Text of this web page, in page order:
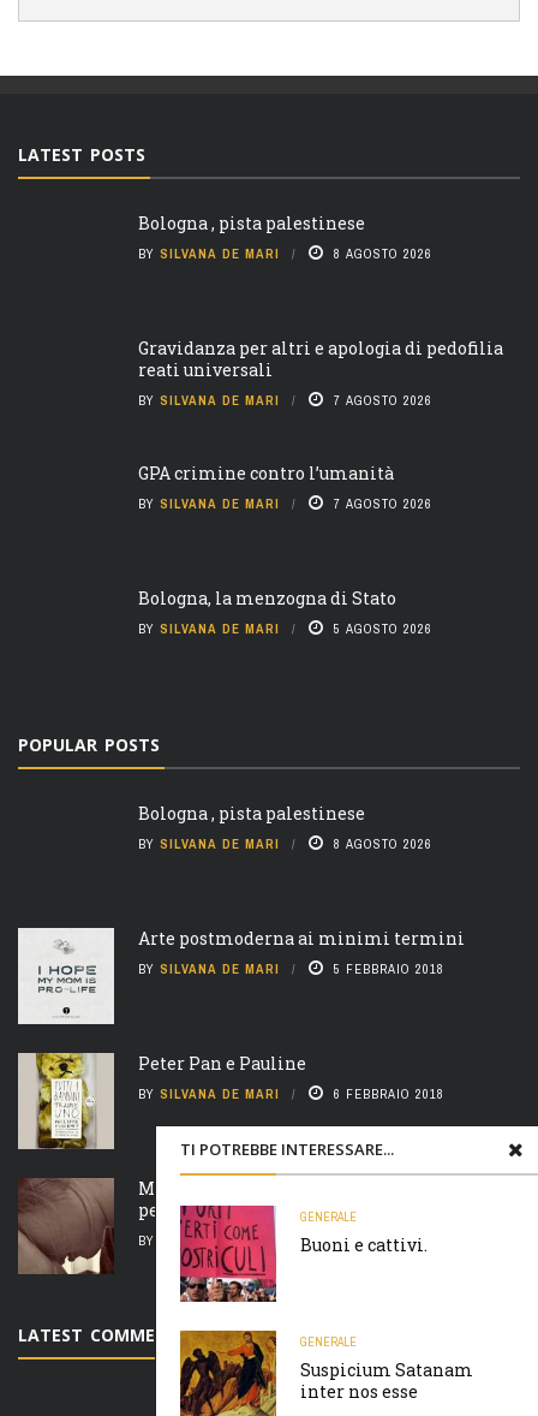
TI POTREBBE INTERESSARE...
GENERALE
Buoni e cattivi.
GENERALE
Suspicium Satanam
inter nos esse
LATEST POSTS
Bologna , pista palestinese
BY SILVANA DE MARI 8 AGOSTO 2026
Gravidanza per altri e apologia di pedofilia
reati universali
BY SILVANA DE MARI 7 AGOSTO 2026
GPA crimine contro l’umanità
BY SILVANA DE MARI 7 AGOSTO 2026
Bologna, la menzogna di Stato
BY SILVANA DE MARI 5 AGOSTO 2026
POPULAR POSTS
Bologna , pista palestinese
BY SILVANA DE MARI 8 AGOSTO 2026
Arte postmoderna ai minimi termini
BY SILVANA DE MARI 5 FEBBRAIO 2018
Peter Pan e Pauline
BY SILVANA DE MARI 6 FEBBRAIO 2018
Madre natura è un’ arcigna megera e non
perdona nulla
BY SILVANA DE MARI 7 FEBBRAIO 2018
LATEST COMMENTS